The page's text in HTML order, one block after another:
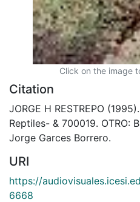
Click on the image
Citation
JORGE H RESTREPO
Reptiles- & 700019. OTRO:
Jorge Garces Borrero.
URI
https://
6668